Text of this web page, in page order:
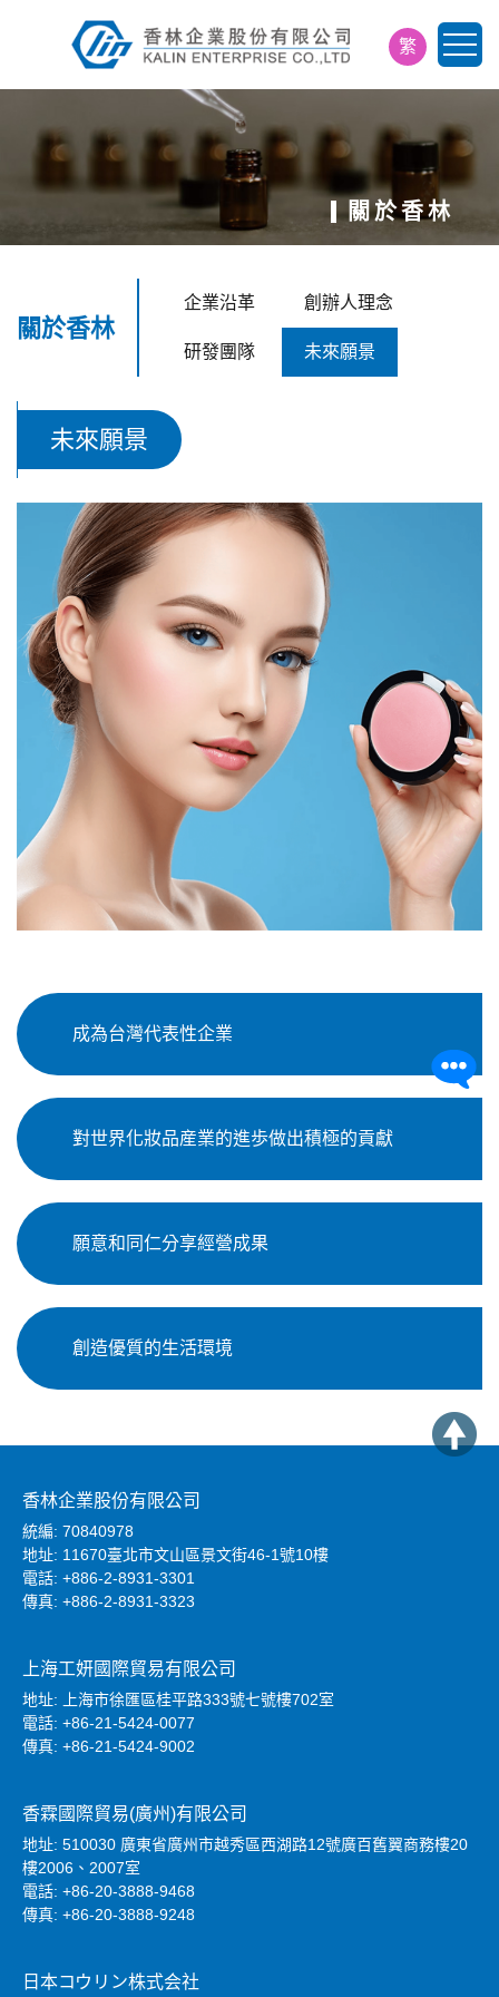
繁
简
EN
日
關於香林
關於香林
企業沿革 創辦人理念
研發團隊 未來願景
未來願景
成為台灣代表性企業
對世界化妝品産業的進歩做出積極的貢獻
願意和同仁分享經營成果
創造優質的生活環境
香林企業股份有限公司
統編: 70840978
地址: 11670臺北市文山區景文街46-1號10樓
電話: +886-2-8931-3301
傳真: +886-2-8931-3323
上海工妍國際貿易有限公司
地址: 上海市徐匯區桂平路333號七號樓702室
電話: +86-21-5424-0077
傳真: +86-21-5424-9002
香霖國際貿易(廣州)有限公司
地址: 510030 廣東省廣州市越秀區西湖路12號廣百舊翼商務樓20
樓2006、2007室
電話: +86-20-3888-9468
傳真: +86-20-3888-9248
日本コウリン株式会社